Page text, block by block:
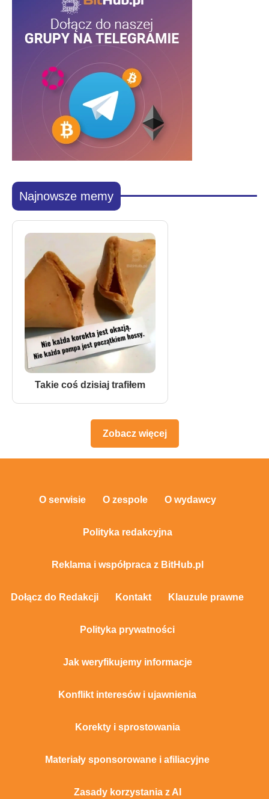
Najnowsze memy
Takie coś dzisiaj trafiłem
Zobacz więcej
O serwisie O zespole O wydawcy
Polityka redakcyjna
Reklama i współpraca z BitHub.pl
Dołącz do Redakcji Kontakt Klauzule prawne
Polityka prywatności
Jak weryfikujemy informacje
Konflikt interesów i ujawnienia
Korekty i sprostowania
Materiały sponsorowane i afiliacyjne
Zasady korzystania z AI